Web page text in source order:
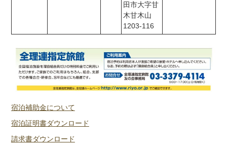
田市大字甘
木甘木山
1203-116
宿泊補助金について
宿泊証明書ダウンロード
請求書ダウンロード